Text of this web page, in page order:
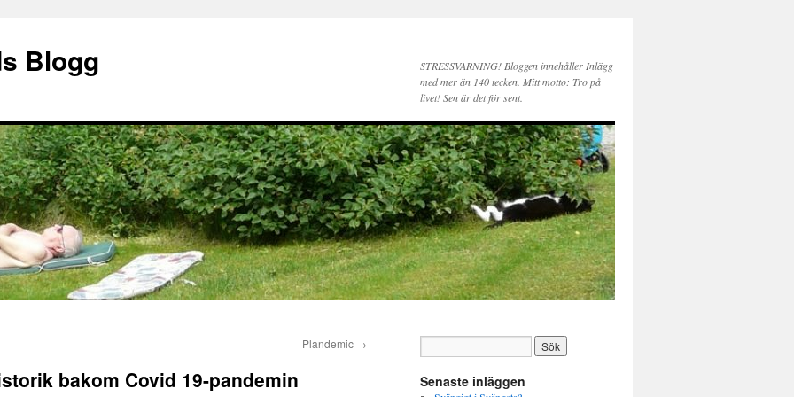
Blogg
STRESSVARNING! Bloggen innehåller Inlägg
med mer än 140 tecken. Mitt motto: Tro på
livet! Sen är det för sent.
Plandemic →
bakom Covid 19-pandemin Senaste inläggen